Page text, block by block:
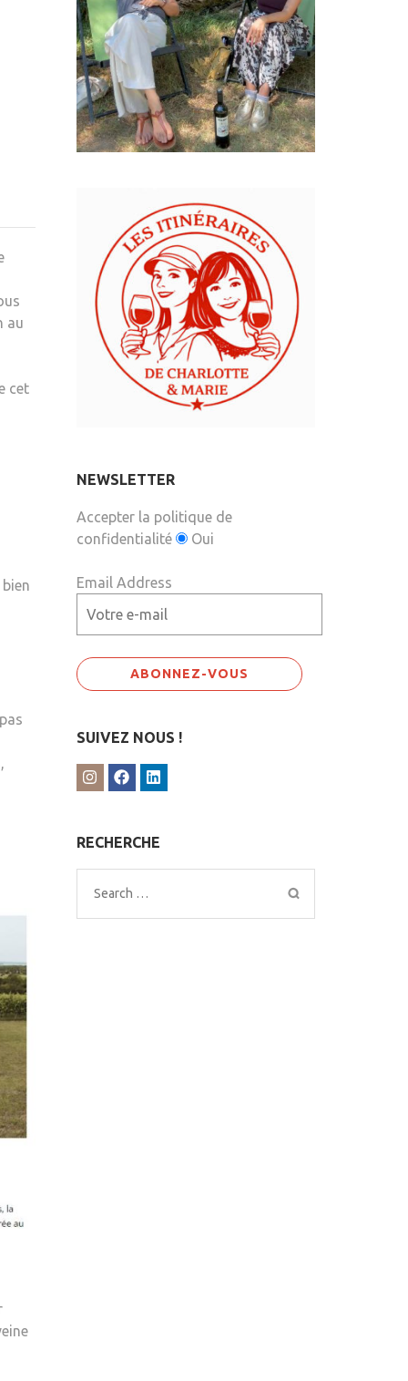
au
cet
NEWSLETTER
Accepter la politique de
confidentialité
Oui
Email Address
SUIVEZ NOUS !
RECHERCHE
Search
for: